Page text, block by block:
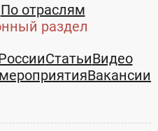
По отраслям
раздел
СтатьиВидео
Вакансии